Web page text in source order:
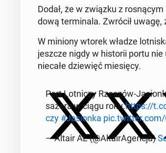
Dodał, że w związku z
do­wą ter­mi­na­la. Zwrócił
W miniony wtorek władze
jeszcze nigdy w hi­sto­rii portu
niecałe dzie­więć mie­się­cy.
Port Lot­ni­czy Rzeszów-
sa­że­ra w ciągu roku.https://
czy #Ja­sion­ka pic.twitter.com/
— Altair AL (@Al­ta­irA­gen­cja)